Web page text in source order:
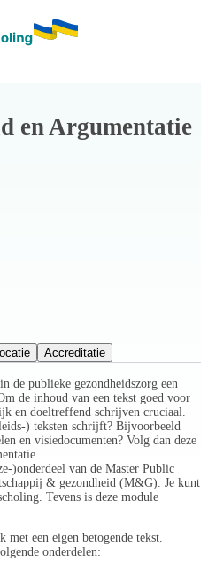
en Argumentatie
Accreditatie
de publieke gezondheidszorg een
de inhoud van een tekst goed voor
en doeltreffend schrijven cruciaal.
) teksten schrijft? Bijvoorbeeld
en visiedocumenten? Volg dan deze
)onderdeel van de Master Public
& gezondheid (M&G). Je kunt
Tevens is deze module
een eigen betogende tekst.
onderdelen: